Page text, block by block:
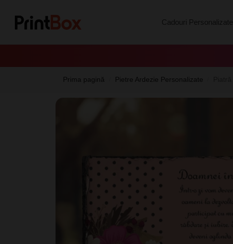
Cadouri Personalizate
Search
Prima pagină Pietre Ardezie Personalizate